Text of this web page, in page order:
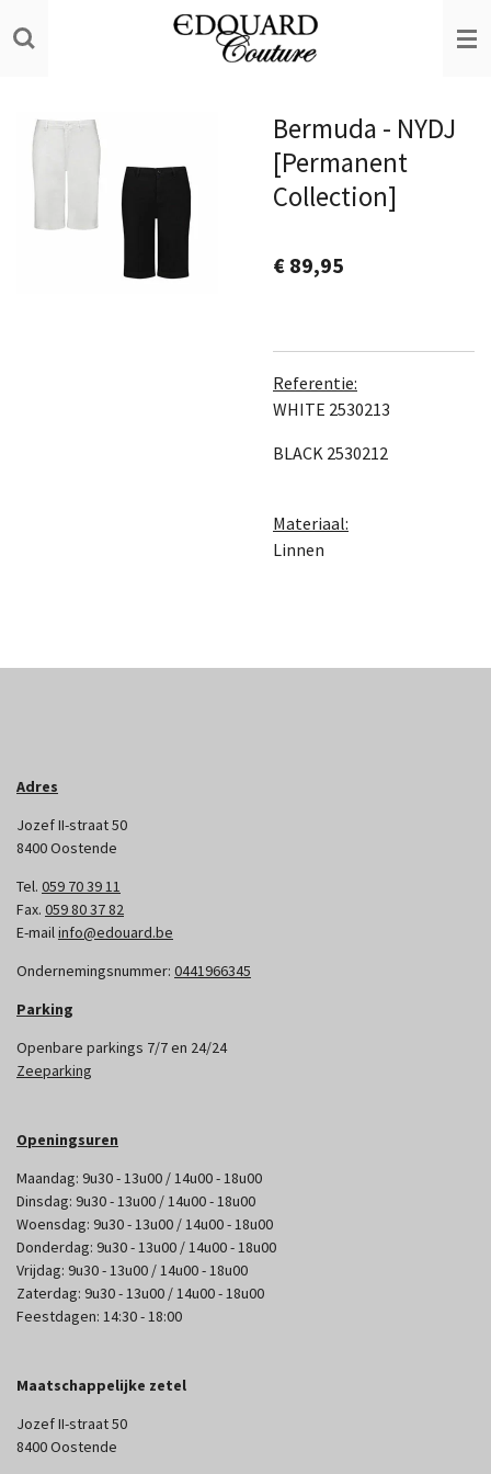
direct
hoofdinhoud
Bermuda - NYDJ
[Permanent
Collection]
€ 89,95
Referentie:
WHITE 2530213
BLACK 2530212
Materiaal:
Linnen
Adres
Jozef II-straat 50
8400 Oostende
Tel. 059 70 39 11
Fax. 059 80 37 82
E-mailinfo@edouard.be
Ondernemingsnummer: 0441966345
Parking
Openbare parkings 7/7 en 24/24
Zeeparking
Openingsuren
Maandag: 9u30 - 13u00 / 14u00 - 18u00
Dinsdag: 9u30 - 13u00 / 14u00 - 18u00
Woensdag: 9u30 - 13u00 / 14u00 - 18u00
Donderdag: 9u30 - 13u00 / 14u00 - 18u00
Vrijdag: 9u30 - 13u00 / 14u00 - 18u00
Zaterdag: 9u30 - 13u00 / 14u00 - 18u00
Feestdagen: 14:30 - 18:00
Maatschappelijke zetel
Jozef II-straat 50
8400 Oostende